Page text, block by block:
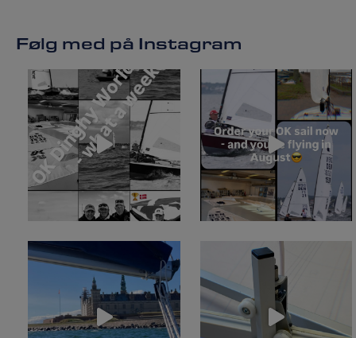
Følg med på Instagram